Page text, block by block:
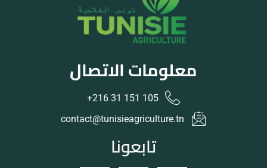
معلومات الاتصال
105 151 31 216+
contact@tunisieagriculture.tn
تابعونا